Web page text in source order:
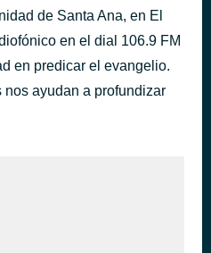
de Santa Ana, en El
en el dial 106.9 FM
en predicar el evangelio.
ayudan a profundizar